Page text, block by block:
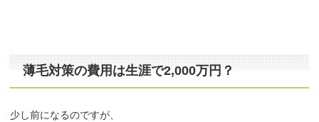
薄毛対策の費用は生涯で2,000万円？
少し前になるのですが、